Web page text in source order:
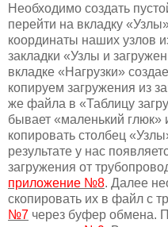
Необходимо создать
перейти на вкладку
координаты наших узлов
закладки «Узлы и
вкладке «Нагрузки»
копируем загружения из
же файла в «Таблицу
бывает «маленький глюк»
копировать столбец
результате у нас
загружения от
приложение №8. Далее
скопировать их в файл с
№7 через буфер обмена.